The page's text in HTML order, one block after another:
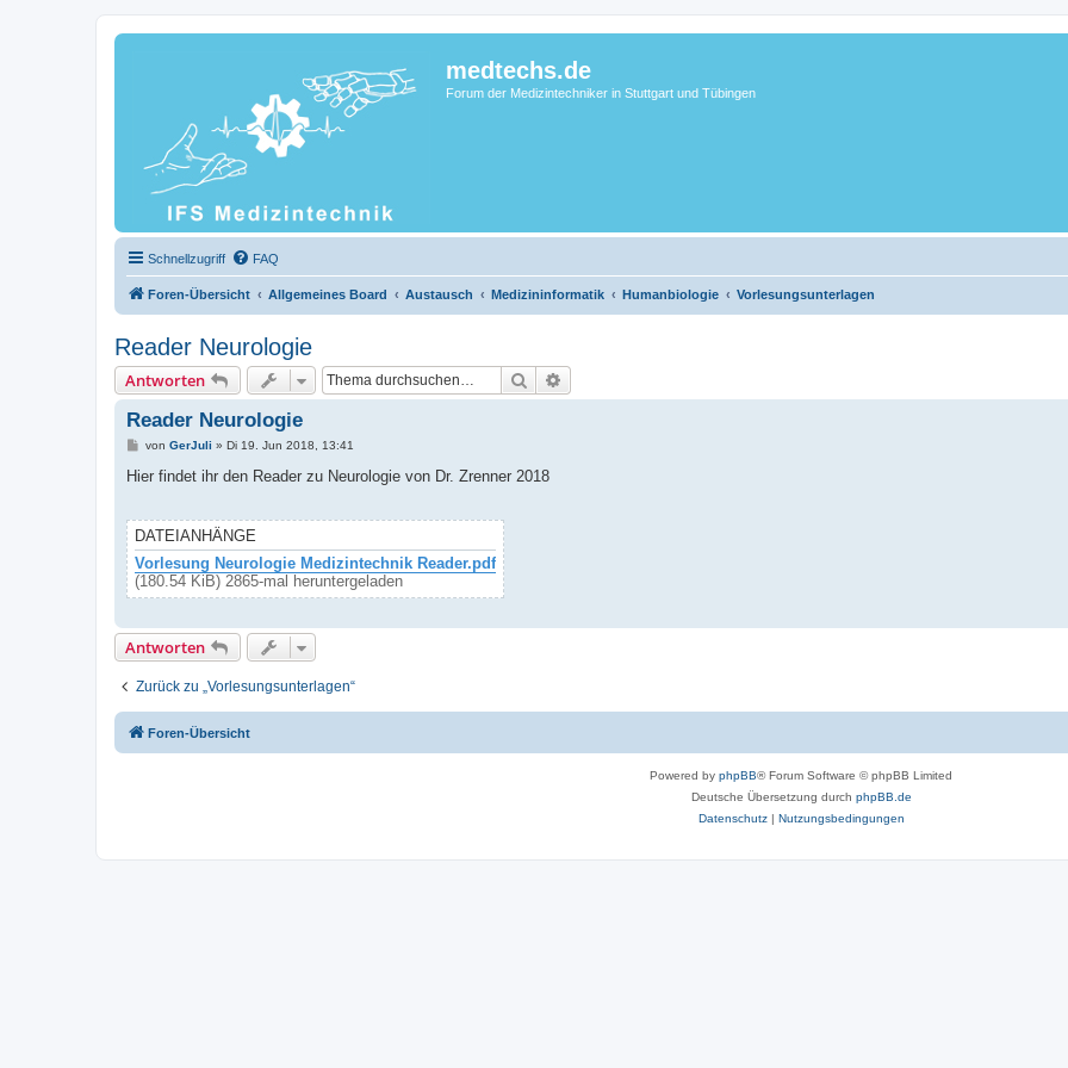
medtechs.de
Forum der Medizintechniker in Stuttgart und Tübingen
Schnellzugriff FAQ
Foren-Übersicht Allgemeines Board Austausch Medizininformatik Humanbiologie Vorlesungsunterlagen
Reader Neurologie
Antworten Suche
Reader Neurologie
B
i
g
von GerJuli » Di 19. Jun 2018, 13:41
Hier findet ihr den Reader zu Neurologie von Dr. Zrenner 2018
DATEIANHÄNGE
Vorlesung Neurologie Medizintechnik Reader.pdf
(180.54 KiB) 2865-mal heruntergeladen
Antworten
Zurück zu „Vorlesungsunterlagen“
Foren-Übersicht
Powered by phpBB® Forum Software © phpBB Limited
Deutsche Übersetzung durch phpBB.de
Datenschutz| Nutzungsbedingungen